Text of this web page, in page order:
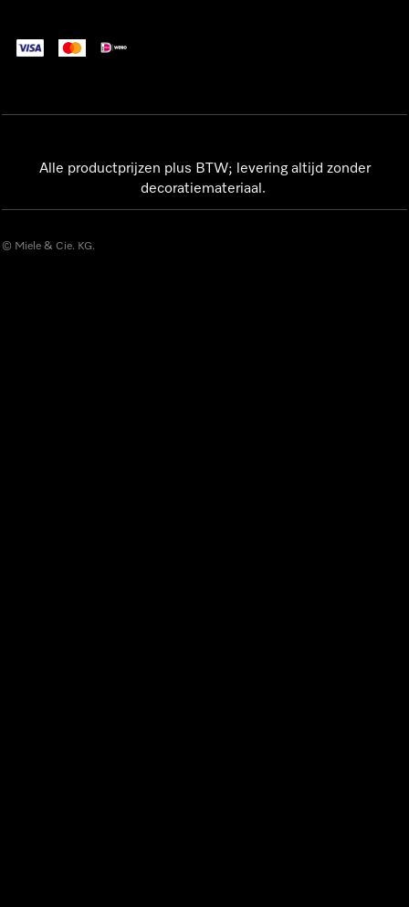
Alle productprijzen plus BTW; levering altijd zonder
decoratiemateriaal.
© Miele & Cie. KG.